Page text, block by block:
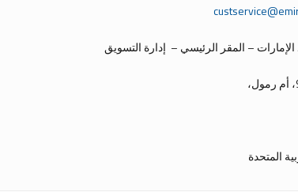
– المقر الرئيسي – إدارة التسويق
المتحدة